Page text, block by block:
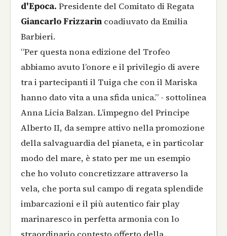
d'Epoca. Presidente del Comitato di Regata
Giancarlo Frizzarin coadiuvato da Emilia
Barbieri.
“Per questa nona edizione del Trofeo
abbiamo avuto l’onore e il privilegio di avere
tra i partecipanti il Tuiga che con il Mariska
hanno dato vita a una sfida unica.” - sottolinea
Anna Licia Balzan. L’impegno del Principe
Alberto II, da sempre attivo nella promozione
della salvaguardia del pianeta, e in particolar
modo del mare, è stato per me un esempio
che ho voluto concretizzare attraverso la
vela, che porta sul campo di regata splendide
imbarcazioni e il più autentico fair play
marinaresco in perfetta armonia con lo